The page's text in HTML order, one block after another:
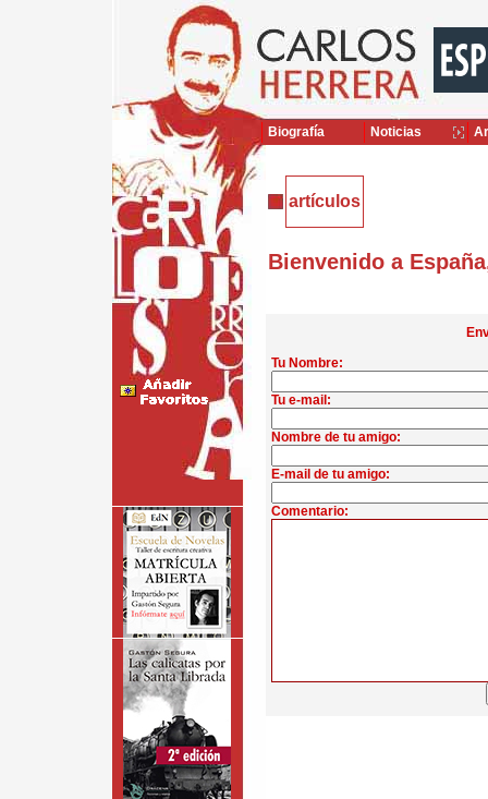
artículos
Bienvenido a
Tu Nombre:
Tu e-mail:
Nombre de tu amigo:
E-mail de tu amigo:
Comentario:
Biografía Noticias